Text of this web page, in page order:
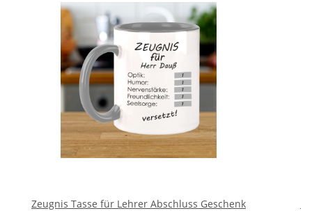
Zeugnis Tasse für Lehrer Abschluss Geschenk